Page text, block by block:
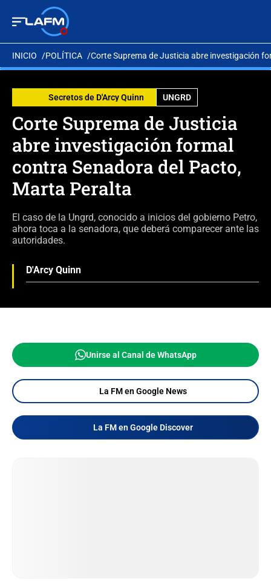
INICIO POLÍTICA Corte Suprema de Justicia abre investigación
Secretos de D'Arcy Quinn UNGRD
Corte Suprema de Justicia
abre investigación formal
contra Senadora del Pacto,
Marta Peralta
El caso de la Ungrd, conocido a inicios del gobierno Petro,
ahora toca a la senadora, que deberá comparecer ante las
autoridades.
D'Arcy Quinn
Unirse al Canal de WhatsApp
La FM en Google News
La FM en Google Discover